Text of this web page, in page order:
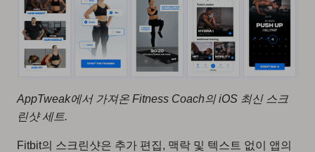
AppTweak에서 가져온 Fitness Coach의 iOS 최신 스크
린샷 세트.
Fitbit의 스크린샷은 추가 편집, 맥락 및 텍스트 없이 앱의